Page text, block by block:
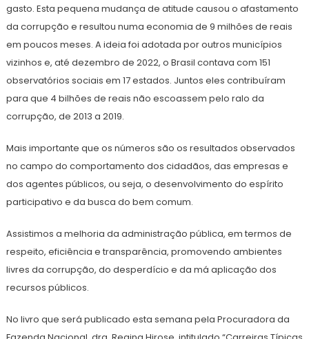
gasto. Esta pequena mudança de atitude causou o afastamento
da corrupção e resultou numa economia de 9 milhões de reais
em poucos meses. A ideia foi adotada por outros municípios
vizinhos e, até dezembro de 2022, o Brasil contava com 151
observatórios sociais em 17 estados. Juntos eles contribuíram
para que 4 bilhões de reais não escoassem pelo ralo da
corrupção, de 2013 a 2019.
Mais importante que os números são os resultados observados
no campo do comportamento dos cidadãos, das empresas e
dos agentes públicos, ou seja, o desenvolvimento do espírito
participativo e da busca do bem comum.
Assistimos a melhoria da administração pública, em termos de
respeito, eficiência e transparência, promovendo ambientes
livres da corrupção, do desperdício e da má aplicação dos
recursos públicos.
No livro que será publicado esta semana pela Procuradora da